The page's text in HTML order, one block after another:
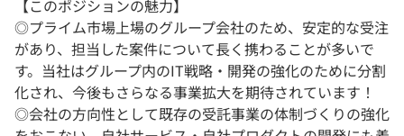
【このポジションの魅力】
◎プライム市場上場のグループ会社のため、安定的な受注
があり、担当した案件について長く携わることが多いで
す。当社はグループ内のIT戦略・開発の強化のために分割
化され、今後もさらなる事業拡大を期待されています！
◎会社の方向性として既存の受託事業の体制づくりの強化